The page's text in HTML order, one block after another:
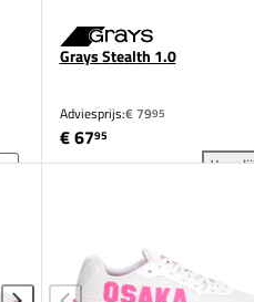
Grays Stealth 1.0
Adviesprijs:€ 7995
€ 6795